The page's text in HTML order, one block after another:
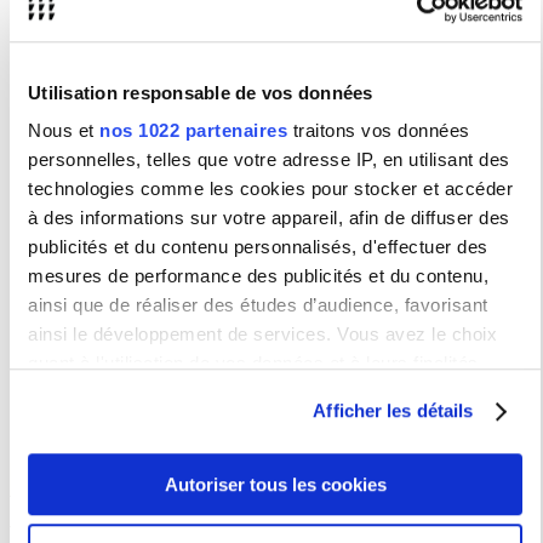
Utilisation responsable de vos données
Nous et nos 1022 partenaires traitons vos données
personnelles, telles que votre adresse IP, en utilisant des
technologies comme les cookies pour stocker et accéder
à des informations sur votre appareil, afin de diffuser des
publicités et du contenu personnalisés, d'effectuer des
mesures de performance des publicités et du contenu,
ainsi que de réaliser des études d’audience, favorisant
ainsi le développement de services. Vous avez le choix
moment en consultant la Déclaration relative aux cookies
ou en cliquant sur l'icône de confidentialité.
Si vous le permettez, nous aimerions également :
Afficher les détails
Autoriser tous les cookies
Pôle Certifications et Formations qualifiantes
delfdalf.sfc@sorbonne-nouvelle.fr
celpebras.
@sorbonne-nouvelle.fr
coursfrancaisdhiver.sfc @sorbonne-nouvelle.fr
coursfrancaisdete.
sfc@sorbonne-nouvelle.fr
Pôle Reprise d'Etudes
sfc.reprise.etudes@sorbonne-nouvelle.fr
sfc.vapp@sorbonne-nouvelle.fr: Validation d'Acquis
Professionnels et/ou Personnels et Conseil en reprise d'études
sfc.daeu@sorbonne-nouvelle.fr: Diplôme d'Accès aux Etudes
Universitaires
Pôle Validation des acquis de l'expérience
.vae
l'Expérience
Pôle Ingénierie de projets
Découvrez toutes nos formations